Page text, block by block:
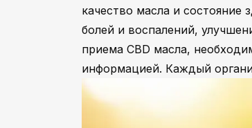
качество масла и состояние
болей и воспалений,
приема CBD масла,
информацией. Каждый